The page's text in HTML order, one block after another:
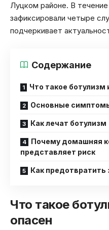
Луцком районе. В
зафиксировали четыре
подчеркивает
Содержание
Что такое ботулизм
Основные
Как лечат ботулизм
Почему домашняя
представляет риск
Как предотвратить
Что такое
опасен